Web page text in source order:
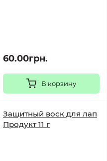
60.00грн.
В корзину
Защитный воск для лап
Продукт 11 г